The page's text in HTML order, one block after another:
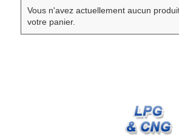
Vous n'avez actuellement aucun
votre panier.